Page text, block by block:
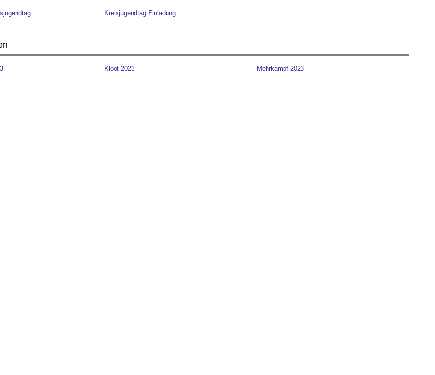
Kreisjugendtag Einladung
Kloot 2023 Mehrkampf 2023